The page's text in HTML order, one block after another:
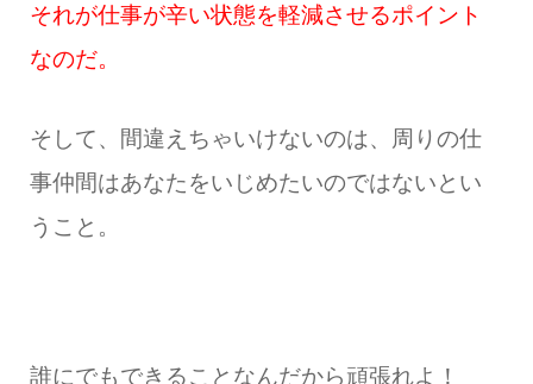
それが仕事が辛い状態を軽減させるポイント
なのだ。
そして、間違えちゃいけないのは、周りの仕
事仲間はあなたをいじめたいのではないとい
うこと。
誰にでもできることなんだから頑張れよ！